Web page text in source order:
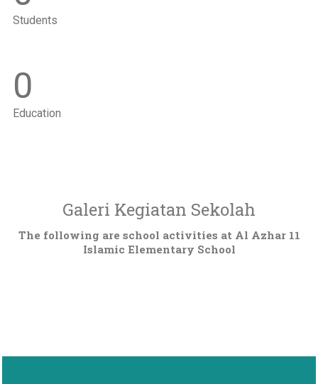
Students
0
Education
Galeri Kegiatan Sekolah
The following are school activities at Al Azhar 11
Islamic Elementary School